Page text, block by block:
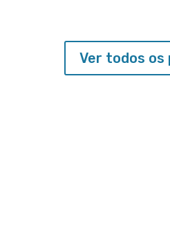
Ver todos os